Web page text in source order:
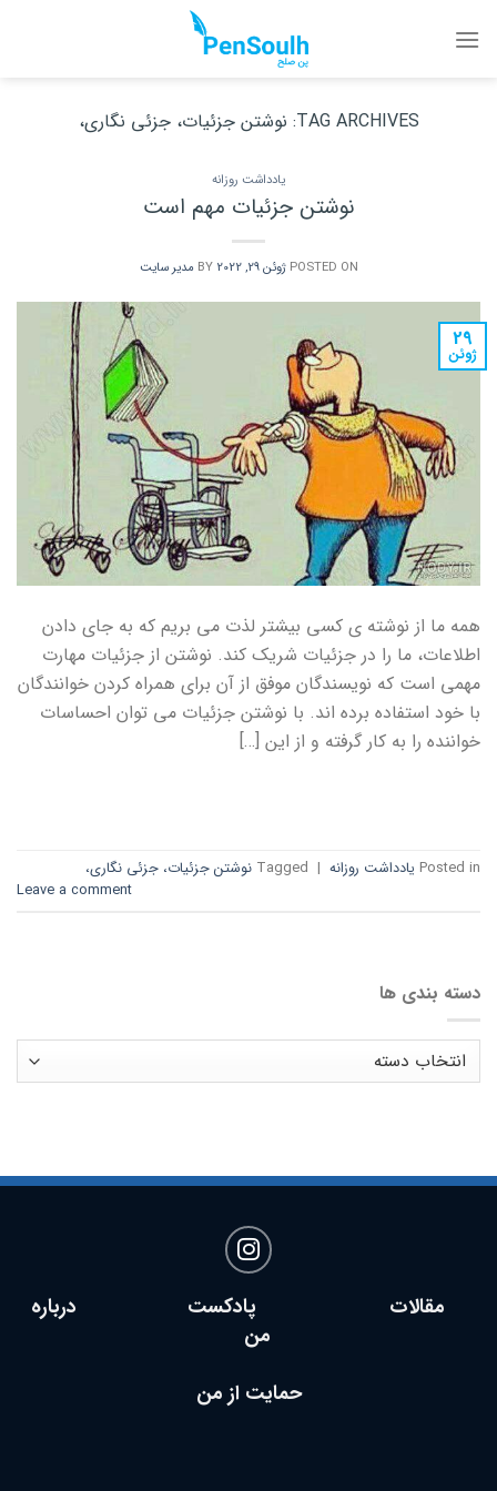
TAG ARCHIVES: نوشتن جزئیات، جزئی نگاری،
یادداشت روزانه
نوشتن جزئیات مهم است
POSTED ON ژوئن 29, 2022 BY مدیر سایت
29
ژوئن
همه ما از نوشته ی کسی بیشتر لذت می بریم که به جای دادن
اطلاعات، ما را در جزئیات شریک کند. نوشتن از جزئیات مهارت
مهمی است که نویسندگان موفق از آن برای همراه کردن خوانندگان
با خود استفاده برده اند. با نوشتن جزئیات می توان احساسات
خواننده را به کار گرفته و از این […]
Posted in یادداشت روزانه |
Tagged نوشتن جزئیات، جزئی نگاری،
Leave a comment
دسته بندی ها
دسته
بندی
مقالات پادکست
درباره
من
حمایت از من